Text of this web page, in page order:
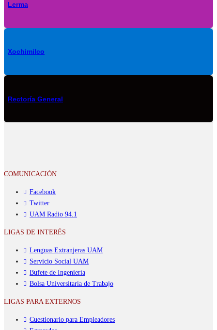
Lerma
Xochimilco
Rectoría General
COMUNICACIÓN
Facebook
Twitter
UAM Radio 94.1
LIGAS DE INTERÉS
Lenguas Extranjeras UAM
Servicio Social UAM
Bufete de Ingeniería
Bolsa Universitaria de Trabajo
LIGAS PARA EXTERNOS
Cuestionario para Empleadores